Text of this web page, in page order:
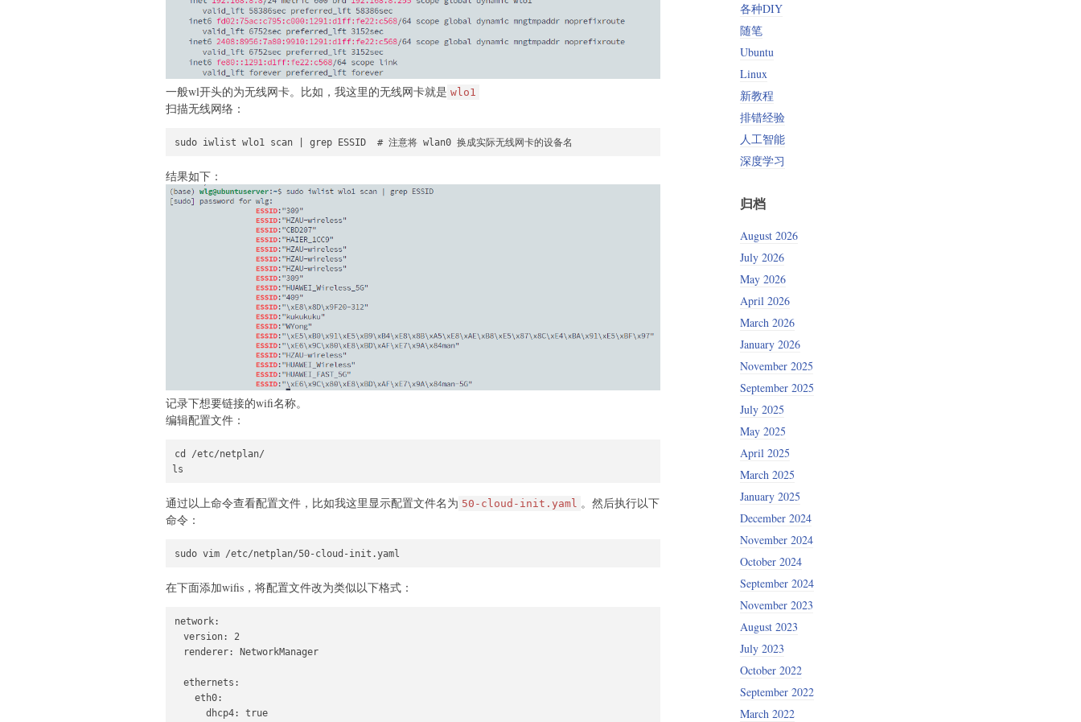
一般wl开头的为无线网卡。比如，我这里的无线网卡就是 wlo1
扫描无线网络：
sudo iwlist wlo1 scan | grep ESSID  # 注意将 wlan0 换成实际无线网卡的设备名
结果如下：
记录下想要链接的wifi名称。
编辑配置文件：
cd /etc/netplan/
ls
通过以上命令查看配置文件，比如我这里显示配置文件名为 50-cloud-init.yaml 。然后执行以下
命令：
sudo vim /etc/netplan/50-cloud-init.yaml
在下面添加wifis，将配置文件改为类似以下格式：
network:
  version: 2
  renderer: NetworkManager
  ethernets:
    eth0:
      dhcp4: true
各种DIY
随笔
Ubuntu
Linux
新教程
排错经验
人工智能
深度学习
归档
August 2026
July 2026
May 2026
April 2026
March 2026
January 2026
November 2025
September 2025
July 2025
May 2025
April 2025
March 2025
January 2025
December 2024
November 2024
October 2024
September 2024
November 2023
August 2023
July 2023
October 2022
September 2022
March 2022